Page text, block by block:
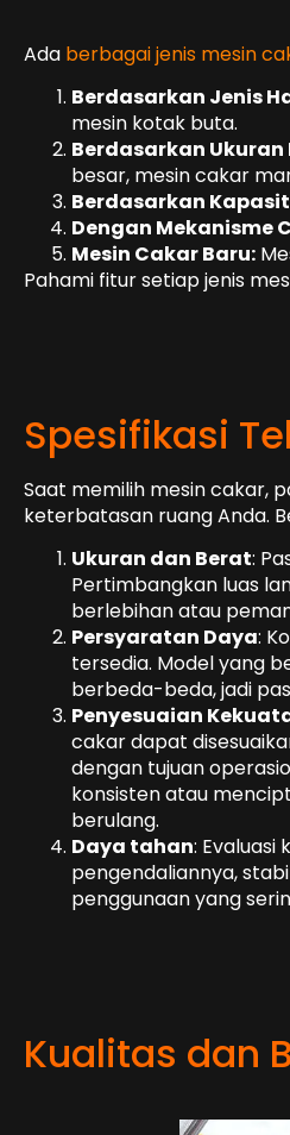
Ada berbagai jenis mesin
Berdasarkan Jenis
mesin kotak buta.
Berdasarkan Ukuran
besar, mesin cakar
Berdasarkan
Dengan Mekanisme
Mesin Cakar Baru:
Pahami fitur setiap jenis
Spesifikasi
Saat memilih mesin cakar,
keterbatasan ruang Anda.
Ukuran dan Berat:
Pertimbangkan luas
berlebihan atau
Persyaratan Daya:
tersedia. Model yang
berbeda-beda, jadi
Penyesuaian
cakar dapat
dengan tujuan
konsisten atau
berulang.
Daya tahan:
pengendaliannya,
penggunaan yang
Kualitas dan